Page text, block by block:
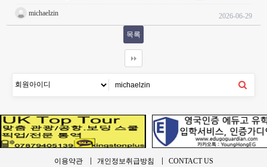
michaelzin 2026-06-29
목록
이용약관 개인정보취급방침 CONTACT US